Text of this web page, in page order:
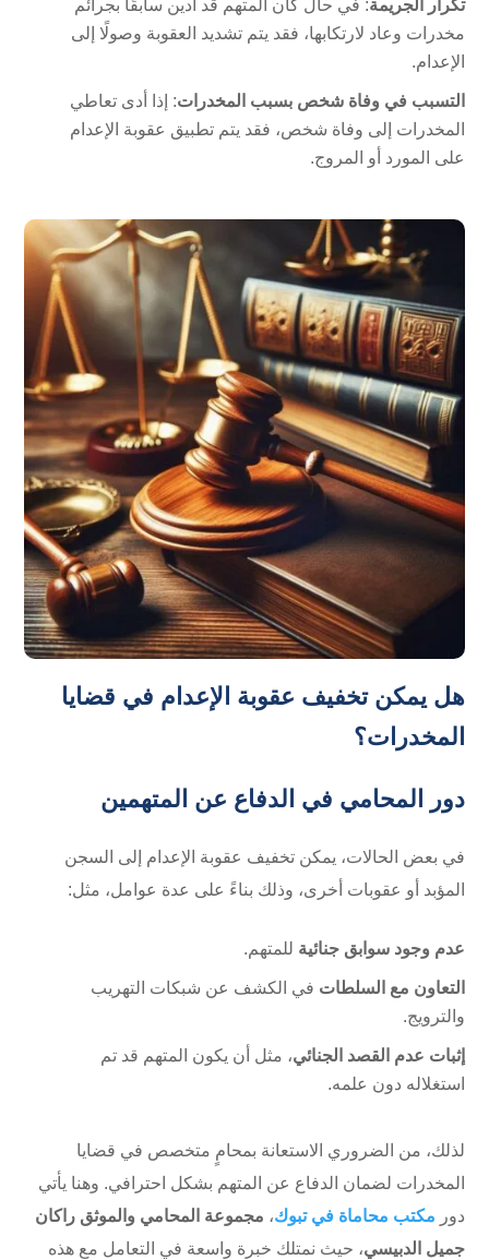
تكرار الجريمة: في حال كان المتهم قد أدين سابقًا بجرائم
مخدرات وعاد لارتكابها، فقد يتم تشديد العقوبة وصولًا إلى
الإعدام.
التسبب في وفاة شخص بسبب المخدرات: إذا أدى تعاطي
المخدرات إلى وفاة شخص، فقد يتم تطبيق عقوبة الإعدام
على المورد أو المروج.
هل يمكن تخفيف عقوبة الإعدام في قضايا
المخدرات؟
دور المحامي في الدفاع عن المتهمين
في بعض الحالات، يمكن تخفيف عقوبة الإعدام إلى السجن
المؤبد أو عقوبات أخرى، وذلك بناءً على عدة عوامل، مثل:
عدم وجود سوابق جنائية للمتهم.
التعاون مع السلطات في الكشف عن شبكات التهريب
والترويج.
إثبات عدم القصد الجنائي، مثل أن يكون المتهم قد تم
استغلاله دون علمه.
لذلك، من الضروري الاستعانة بمحامٍ متخصص في قضايا
المخدرات لضمان الدفاع عن المتهم بشكل احترافي. وهنا يأتي
دور مكتب محاماة في تبوك، مجموعة المحامي والموثق راكان
جميل الدبيسي، حيث نمتلك خبرة واسعة في التعامل مع هذه